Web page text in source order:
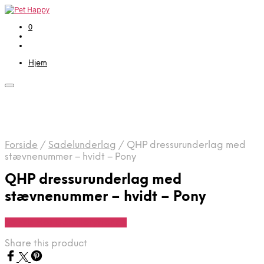
0
Hjem
Forside / Sadelunderlag / QHP dressurunderlag med
stævnenummer – hvidt – Pony
QHP dressurunderlag med
stævnenummer – hvidt – Pony
Share this product